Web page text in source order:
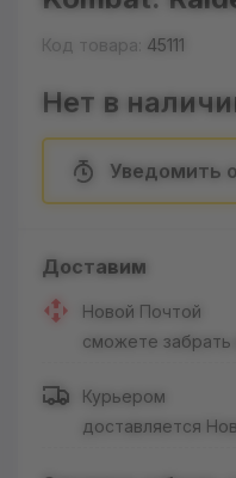
Код товара: 45111
Нет в
Уведомить
Доставим
Новой Почтой
сможете забрать
Курьером
доставляется